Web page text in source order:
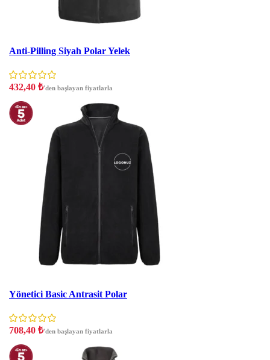
Anti-Pilling Siyah Polar Yelek
432,40 ₺'den başlayan fiyatlarla
Yönetici Basic Antrasit Polar
708,40 ₺'den başlayan fiyatlarla